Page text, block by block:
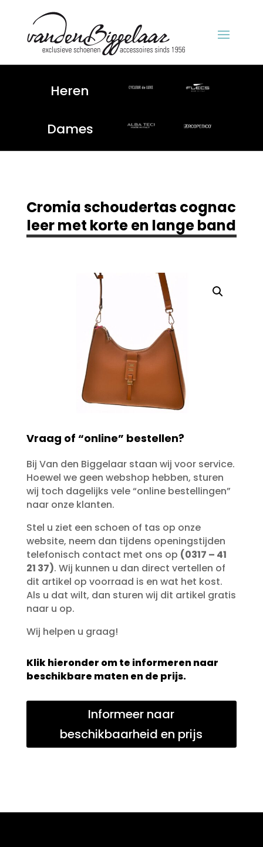
Heren
Dames
Cromia schoudertas cognac
leer met korte en lange band
Vraag of “online” bestellen?
Bij Van den Biggelaar staan wij voor service.
Hoewel we geen webshop hebben, sturen
wij toch dagelijks vele “online bestellingen”
naar onze klanten.
Stel u ziet een schoen of tas op onze
website, neem dan tijdens openingstijden
telefonisch contact met ons op (0317 – 41
21 37). Wij kunnen u dan direct vertellen of
dit artikel op voorraad is en wat het kost.
Als u dat wilt, dan sturen wij dit artikel gratis
naar u op.
Wij helpen u graag!
Klik hieronder om te informeren naar
beschikbare maten en de prijs.
Informeer naar
beschikbaarheid en prijs